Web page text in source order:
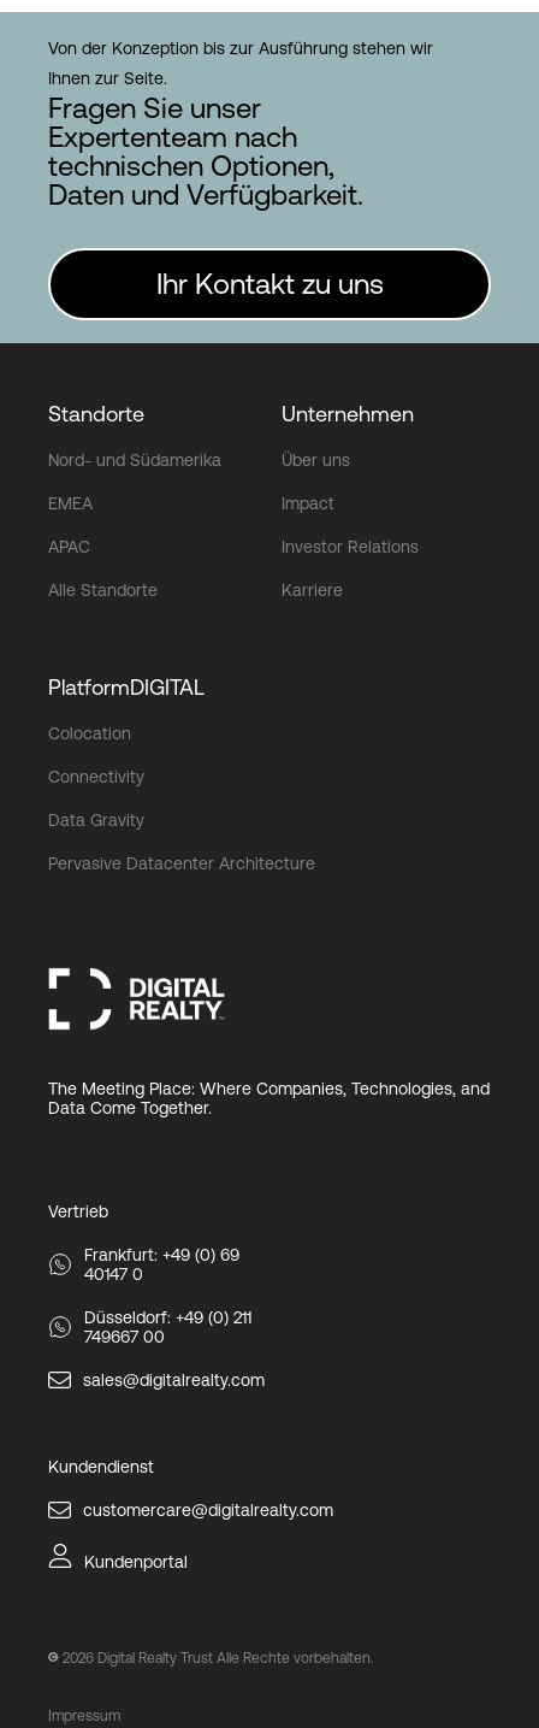
Von der Konzeption bis zur Ausführung stehen wir
Ihnen zur Seite.
Fragen Sie unser
Expertenteam nach
technischen Optionen,
Daten und Verfügbarkeit.
Ihr Kontakt zu uns
Standorte
Nord- und Südamerika
EMEA
APAC
Alle Standorte
Unternehmen
Über uns
Impact
Investor Relations
Karriere
PlatformDIGITAL
Colocation
Connectivity
Data Gravity
Pervasive Datacenter Architecture
The Meeting Place: Where Companies, Technologies, and
Data Come Together.
Vertrieb
Frankfurt: +49 (0) 69
40147 0
Düsseldorf: +49 (0) 211
749667 00
sales@digitalrealty.com
Kundendienst
customercare@digitalrealty.com
Kundenportal
2026 Digital Realty Trust Alle Rechte vorbehalten.
Impressum